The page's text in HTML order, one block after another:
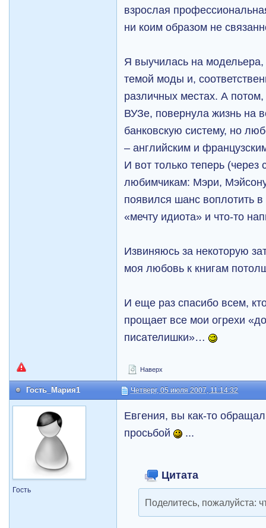
взрослая
ни коим образом не
Я выучилась на
темой моды и,
различных местах. А
ВУЗе, повернула жизнь на
банковскую систему, но
– английским и
И вот только теперь
любимчикам: Мэри,
появился шанс воплотить
«мечту идиота» и что-то
Извиняюсь за некоторую
моя любовь к книгам
И еще раз спасибо всем,
прощает все мои огрехи
писателишки»…
Наверх
Гость_Мария1 Четверг, 05 июля 2007, 11:14:32
Гость
Евгения, вы как-то
просьбой
...
Цитата
Поделитесь, пожалуйста: